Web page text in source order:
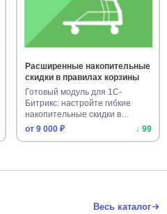
Расширенные накопительные
скидки в правилах корзины
Готовый модуль для 1С-
Битрикс: настройте гибкие
накопительные скидки в
правилах …
от 9 000 ₽ ↓ 99
Весь каталог